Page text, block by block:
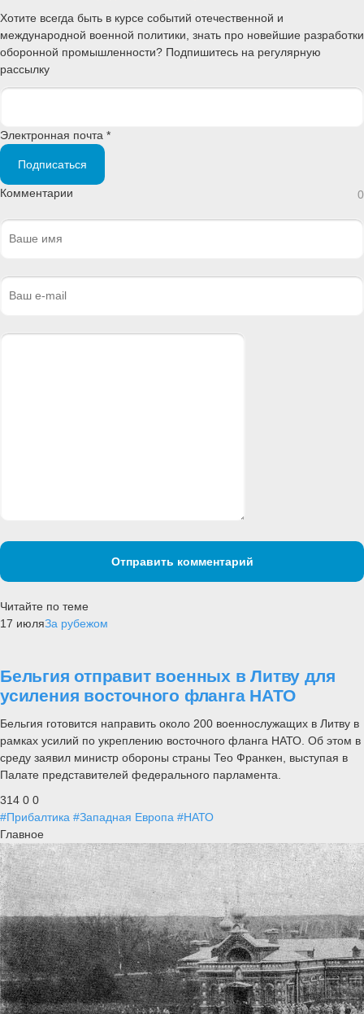
Хотите всегда быть в курсе событий отечественной и
международной военной политики, знать про новейшие разработки
оборонной промышленности? Подпишитесь на регулярную
рассылку
Электронная почта *
Подписаться
Комментарии 0
Отправить комментарий
Читайте по теме
17 июляЗа рубежом
Бельгия отправит военных в Литву для
усиления восточного фланга НАТО
Бельгия готовится направить около 200 военнослужащих в Литву в
рамках усилий по укреплению восточного фланга НАТО. Об этом в
среду заявил министр обороны страны Тео Франкен, выступая в
Палате представителей федерального парламента.
314 0 0
#Прибалтика #Западная Европа #НАТО
Главное